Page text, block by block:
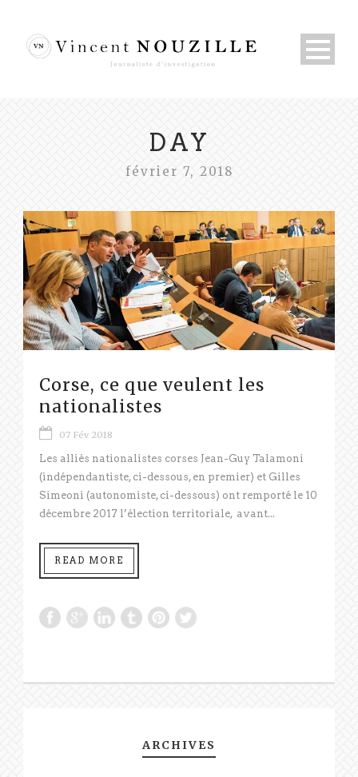
DAY
février 7, 2018
Corse, ce que veulent les
nationalistes
07 Fév 2018
Les alliés nationalistes corses Jean-Guy Talamoni
(indépendantiste, ci-dessous, en premier) et Gilles
Simeoni (autonomiste, ci-dessous) ont remporté le 10
décembre 2017 l’élection territoriale, avant...
READ MORE
ARCHIVES